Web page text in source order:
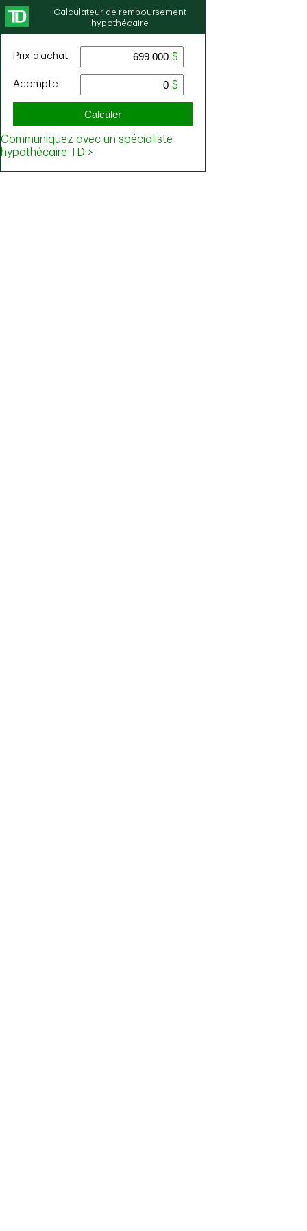
Calculateur de remboursement
hypothécaire
Prix ​​d'achat
Acompte
Calculer
Communiquez avec un spécialiste
hypothécaire TD >